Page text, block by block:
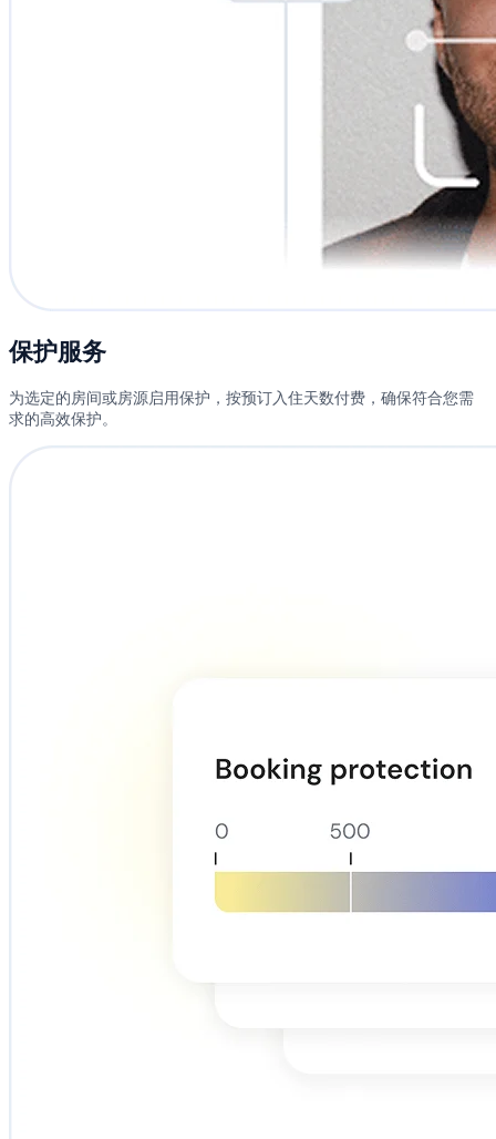
保护服务
为选定的房间或房源启用保护，按预订入住天数付费，确保符合您需
求的高效保护。